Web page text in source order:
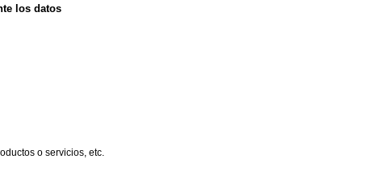
los datos
o servicios, etc.